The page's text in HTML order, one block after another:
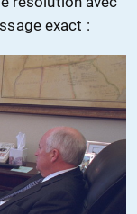
exact :